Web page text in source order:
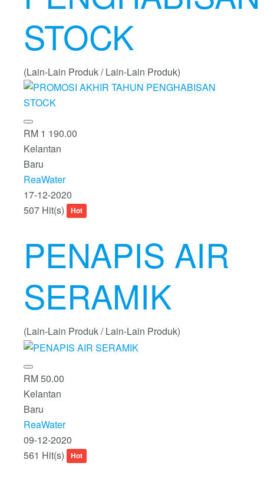
STOCK
(Lain-Lain Produk / Lain-Lain Produk)
RM 1 190.00
Kelantan
Baru
ReaWater
17-12-2020
507 Hit(s)
Hot
PENAPIS AIR
SERAMIK
(Lain-Lain Produk / Lain-Lain Produk)
RM 50.00
Kelantan
Baru
ReaWater
09-12-2020
561 Hit(s)
Hot